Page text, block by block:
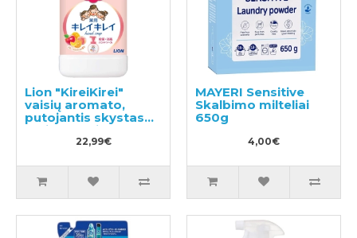
Lion "KireiKirei"
vaisių aromato,
putojantis skystas
muilas papildymas
22,99€
MAYERI Sensitive
Skalbimo milteliai
650g
4,00€